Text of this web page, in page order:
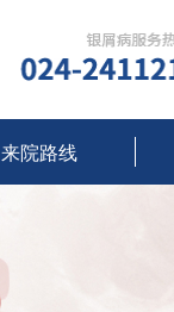
来院路线